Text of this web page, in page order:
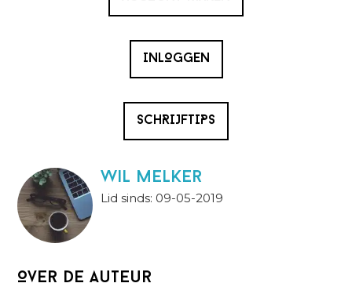
INLOGGEN
SCHRIJFTIPS
wil melker
Lid sinds: 09-05-2019
Over de auteur